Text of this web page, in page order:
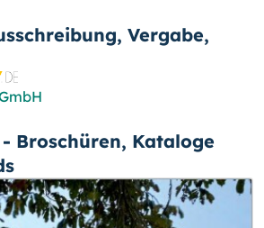
Vergabe,
Broschüren, Kataloge